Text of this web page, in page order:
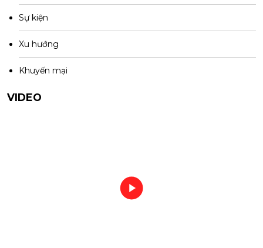
Sự kiện
Xu hướng
Khuyến mại
VIDEO